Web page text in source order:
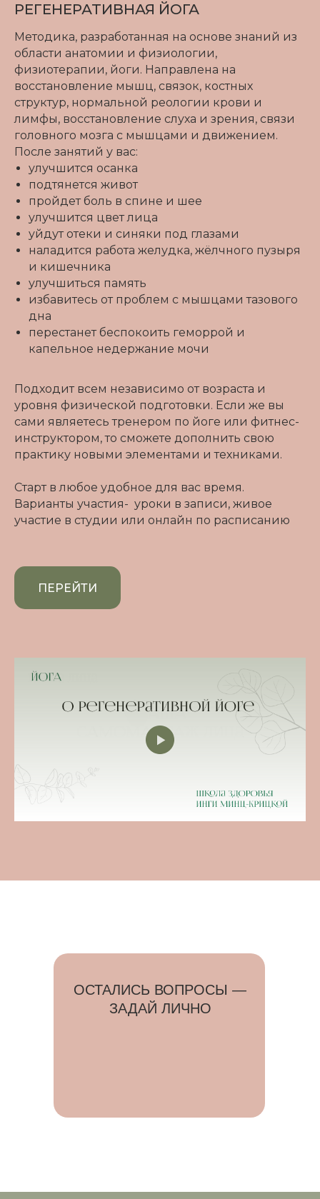
РЕГЕНЕРАТИВНАЯ ЙОГА
Методика, разработанная на основе знаний из
области анатомии и физиологии,
физиотерапии, йоги. Направлена на
восстановление мышц, связок, костных
структур, нормальной реологии крови и
лимфы, восстановление слуха и зрения, связи
головного мозга с мышцами и движением.
После занятий у вас:
улучшится осанка
подтянется живот
пройдет боль в спине и шее
улучшится цвет лица
уйдут отеки и синяки под глазами
наладится работа желудка, жёлчного пузыря
и кишечника
улучшиться память
избавитесь от проблем с мышцами тазового
дна
перестанет беспокоить геморрой и
капельное недержание мочи
Подходит всем независимо от возраста и
уровня физической подготовки. Если же вы
сами являетесь тренером по йоге или фитнес-
инструктором, то сможете дополнить свою
практику новыми элементами и техниками.
Старт в любое удобное для вас время.
Варианты участия- уроки в записи, живое
участие в студии или онлайн по расписанию
ПЕРЕЙТИ
ОСТАЛИСЬ ВОПРОСЫ —
ЗАДАЙ ЛИЧНО